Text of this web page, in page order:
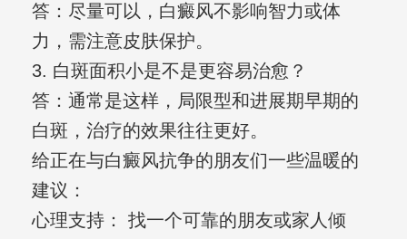
答：尽量可以，白癜风不影响智力或体
力，需注意皮肤保护。
3. 白斑面积小是不是更容易治愈？
答：通常是这样，局限型和进展期早期的
白斑，治疗的效果往往更好。
给正在与白癜风抗争的朋友们一些温暖的
建议：
心理支持： 找一个可靠的朋友或家人倾